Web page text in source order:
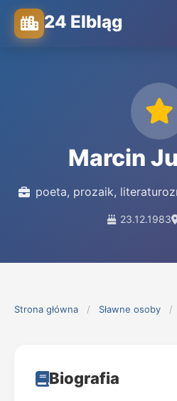
24 Elbląg
Marcin
poeta, prozaik,
23.12.1983
Strona główna / Sławne osoby /
Biografia